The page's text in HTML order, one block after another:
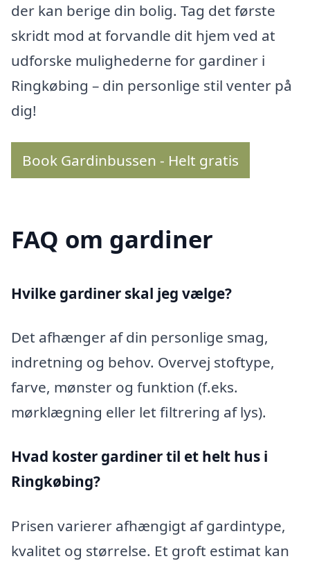
der kan berige din bolig. Tag det første
skridt mod at forvandle dit hjem ved at
udforske mulighederne for gardiner i
Ringkøbing – din personlige stil venter på
dig!
Book Gardinbussen - Helt gratis
FAQ om gardiner
Hvilke gardiner skal jeg vælge?
Det afhænger af din personlige smag,
indretning og behov. Overvej stoftype,
farve, mønster og funktion (f.eks.
mørklægning eller let filtrering af lys).
Hvad koster gardiner til et helt hus i
Ringkøbing?
Prisen varierer afhængigt af gardintype,
kvalitet og størrelse. Et groft estimat kan